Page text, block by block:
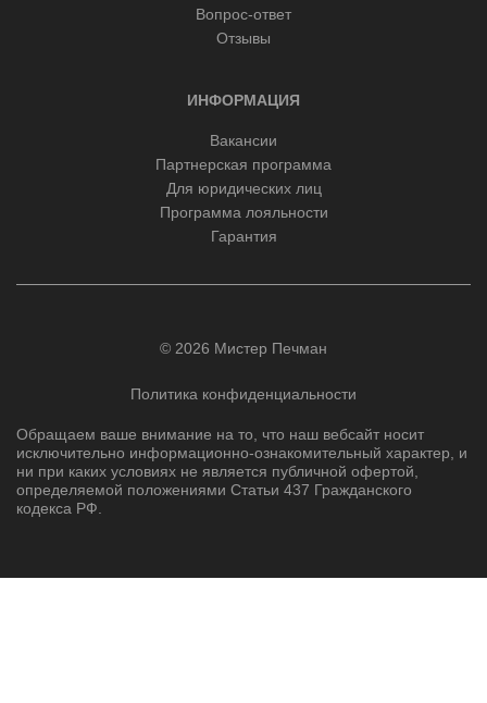
Вопрос-ответ
Отзывы
ИНФОРМАЦИЯ
Вакансии
Партнерская программа
Для юридических лиц
Программа лояльности
Гарантия
© 2026 Мистер Печман
Политика конфиденциальности
Обращаем ваше внимание на то, что наш вебсайт носит
исключительно информационно-ознакомительный характер, и
ни при каких условиях не является публичной офертой,
определяемой положениями Статьи 437 Гражданского
кодекса РФ.